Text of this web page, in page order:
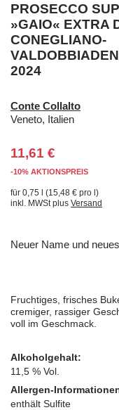
PROSECCO
»GAIO« EXTRA
CONEGLIANO-
2024
Conte Collalto
Veneto, Italien
11,61 €
-10% AKTIONSPREIS
für 0,75 l (15,48 € pro l)
inkl. MWSt plus Versand
Neuer Name und
Fruchtiges, frisches
cremiger, rassiger
voll im Geschmack.
Alkoholgehalt:
11,5 % Vol.
Allergen-
enthält Sulfite